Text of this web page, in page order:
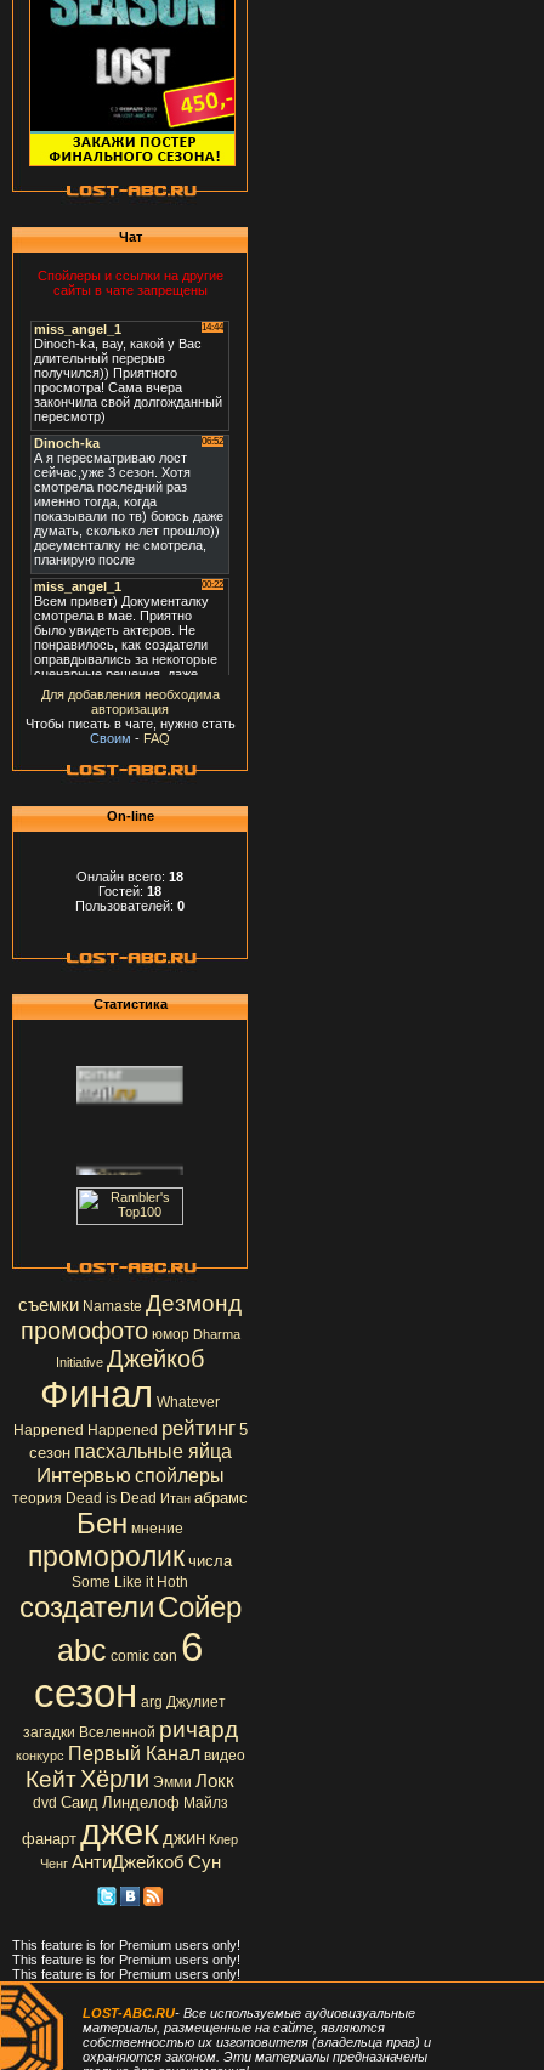
Чат
Спойлеры и ссылки на другие
сайты в чате запрещены
Для добавления необходима
авторизация
Чтобы писать в чате, нужно стать
Своим - FAQ
On-line
Онлайн всего: 18
Гостей: 18
Пользователей: 0
Статистика
съемки Namaste Дезмонд
промофото юмор Dharma
Initiative Джейкоб
Финал Whatever
Happened Happened рейтинг 5
сезон пасхальные яйца
Интервью спойлеры
теория Dead is Dead Итан абрамс
Бен мнение
проморолик числа
Some Like it Hoth
создателиСойер
abc comic con 6
сезон arg Джулиет
загадки Вселенной ричард
конкурс Первый Канал видео
КейтХёрли Эмми Локк
dvd Саид Линделоф Майлз
фанарт джек джин Клер
Ченг АнтиДжейкоб Сун
This feature is for Premium users only!
This feature is for Premium users only!
This feature is for Premium users only!
LOST-ABC.RU- Все используемые аудиовизуальные
материалы, размещенные на сайте, являются
собственностью их изготовителя (владельца прав) и
охраняются законом. Эти материалы предназначены